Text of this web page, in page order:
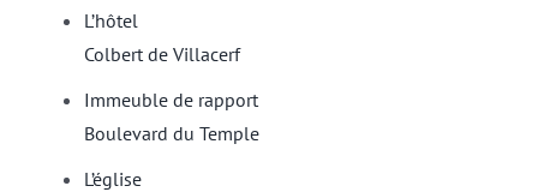
L’hôtel
Colbert de Villacerf
Immeuble de rapport
Boulevard du Temple
L’église